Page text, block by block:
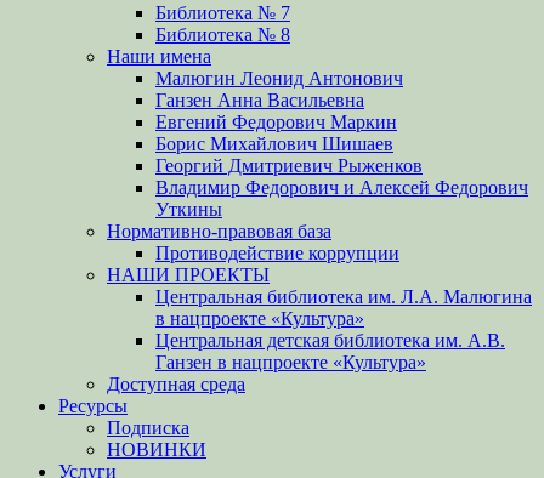
Библиотека № 7
Библиотека № 8
Наши имена
Малюгин Леонид Антонович
Ганзен Анна Васильевна
Евгений Федорович Маркин
Борис Михайлович Шишаев
Георгий Дмитриевич Рыженков
Владимир Федорович и Алексей Федорович
Уткины
Нормативно-правовая база
Противодействие коррупции
НАШИ ПРОЕКТЫ
Центральная библиотека им. Л.А. Малюгина
в нацпроекте «Культура»
Центральная детская библиотека им. А.В.
Ганзен в нацпроекте «Культура»
Доступная среда
Ресурсы
Подписка
НОВИНКИ
Услуги